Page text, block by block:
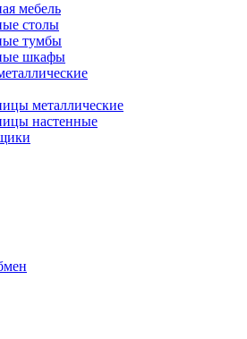
мебель
столы
тумбы
шкафы
металлические
настенные